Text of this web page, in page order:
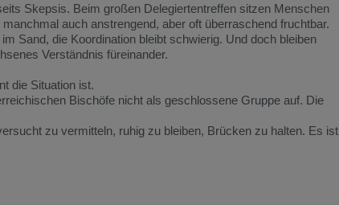
Skepsis. Beim großen Delegiertentreffen sitzen Menschen
manchmal auch anstrengend, aber oft überraschend fruchtbar.
im Sand, die Koordination bleibt schwierig. Und doch bleiben
Verständnis füreinander.
die Situation ist.
Bischöfe nicht als geschlossene Gruppe auf. Die
zu vermitteln, ruhig zu bleiben, Brücken zu halten. Es ist